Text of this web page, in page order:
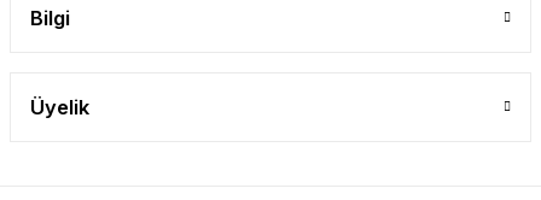
Bilgi
Üyelik